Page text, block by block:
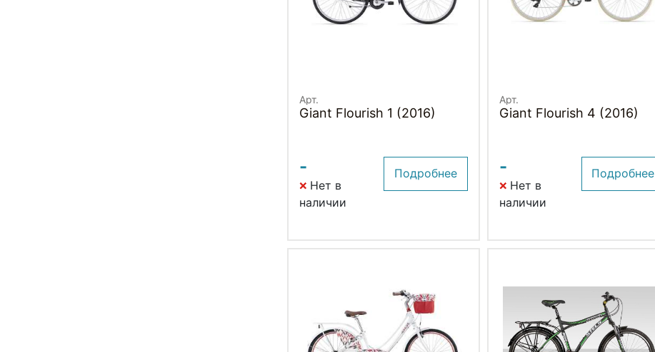
Арт.
Giant Flourish 1 (2016)
-
Нет в
наличии
Подробнее
Арт.
Giant Flourish 4 (2016)
-
Нет в
наличии
Подробнее